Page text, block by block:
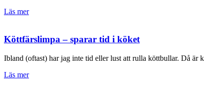
Läs mer
Köttfärslimpa – sparar tid i köket
Ibland (oftast) har jag inte tid eller lust att rulla köttbullar. Då är
Läs mer